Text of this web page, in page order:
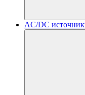
AC/DC